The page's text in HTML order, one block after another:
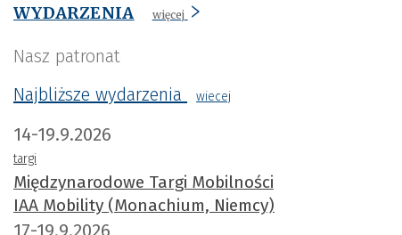
bezpieczeństwo jazdy, odciążają
auta.
WYDARZENIA więcej
Nasz patronat
Najbliższe wydarzenia
wiecej
14-19.9.2026
targi
Międzynarodowe Targi Mobilności
IAA Mobility (Monachium, Niemcy)
17-19.9.2026